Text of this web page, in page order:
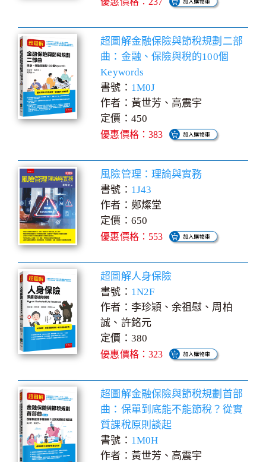
超圖解金融保險與節稅規劃二部
曲：金融、保險與稅的100個
Keywords
書號： 1M0J
作者：黃世芳、高震宇
定價：450
優惠價格：383
風險管理：理論與實務
書號： 1J43
作者：鄭燦堂
定價：650
優惠價格：553
超圖解人身保險
書號： 1N2F
作者：李珍穎、余祖慰、周柏
誠、許銘元
定價：380
優惠價格：323
超圖解金融保險與節稅規劃首部
曲：保單到底能不能節稅？從實
質課稅原則談起
書號： 1M0H
作者：黃世芳、高震宇